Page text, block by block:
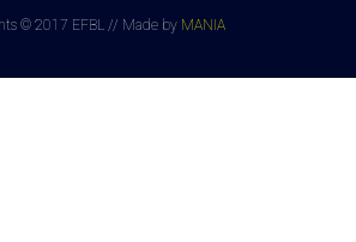
© 2017 EFBL // Made by MANIA